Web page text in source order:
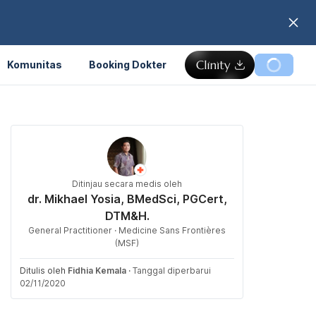
Komunitas Booking Dokter
Ditinjau secara medis oleh
dr. Mikhael Yosia, BMedSci, PGCert,
DTM&H.
General Practitioner · Medicine Sans Frontières
(MSF)
Ditulis oleh Fidhia Kemala · Tanggal diperbarui
02/11/2020